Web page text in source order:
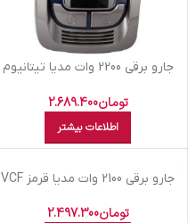
جارو برقي 2200 وات مديا تيتانيوم
تومان2.689.400
اطلاعات بیشتر
اتمام موجودی
جارو برقي 2100 وات مديا قرمز VCF
تومان2.497.300